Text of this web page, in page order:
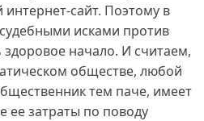
сайт. Поэтому в
исками против
начало. И считаем,
обществе, любой
тем паче, имеет
ее затраты по поводу